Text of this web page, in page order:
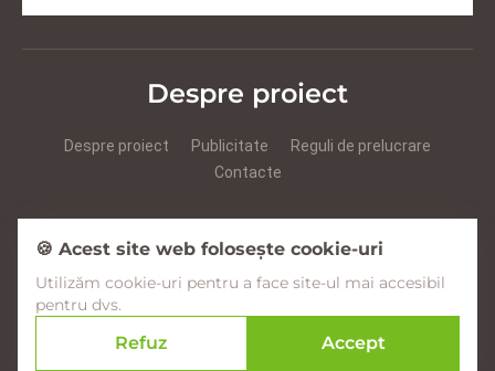
Despre proiect
Despre proiect Publicitate
Reguli de prelucrare
Contacte
Facebook YouTube Instagram
© 2017–2026 Agroexpert.md
🍪 Acest site web folosește cookie-uri
Utilizăm cookie-uri pentru a face site-ul mai accesibil
pentru dvs.
Refuz Accept